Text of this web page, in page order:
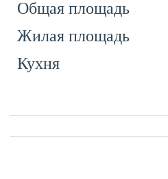
Общая площадь
Жилая площадь
Кухня